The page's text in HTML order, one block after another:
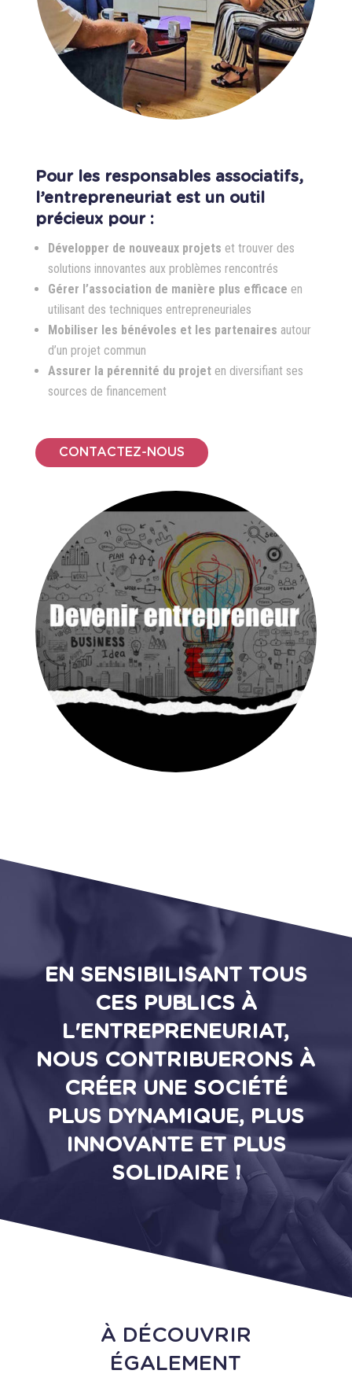
Pour les responsables associatifs,
l’entrepreneuriat est un outil
précieux pour :
Développer de nouveaux projets et trouver des
solutions innovantes aux problèmes rencontrés
Gérer l’association de manière plus efficace en
utilisant des techniques entrepreneuriales
Mobiliser les bénévoles et les partenaires autour
d’un projet commun
Assurer la pérennité du projeten diversifiant ses
sources de financement
CONTACTEZ-NOUS
EN SENSIBILISANT TOUS
CES PUBLICS À
L'ENTREPRENEURIAT,
NOUS CONTRIBUERONS À
CRÉER UNE SOCIÉTÉ
PLUS DYNAMIQUE, PLUS
INNOVANTE ET PLUS
SOLIDAIRE !
À DÉCOUVRIR
ÉGALEMENT